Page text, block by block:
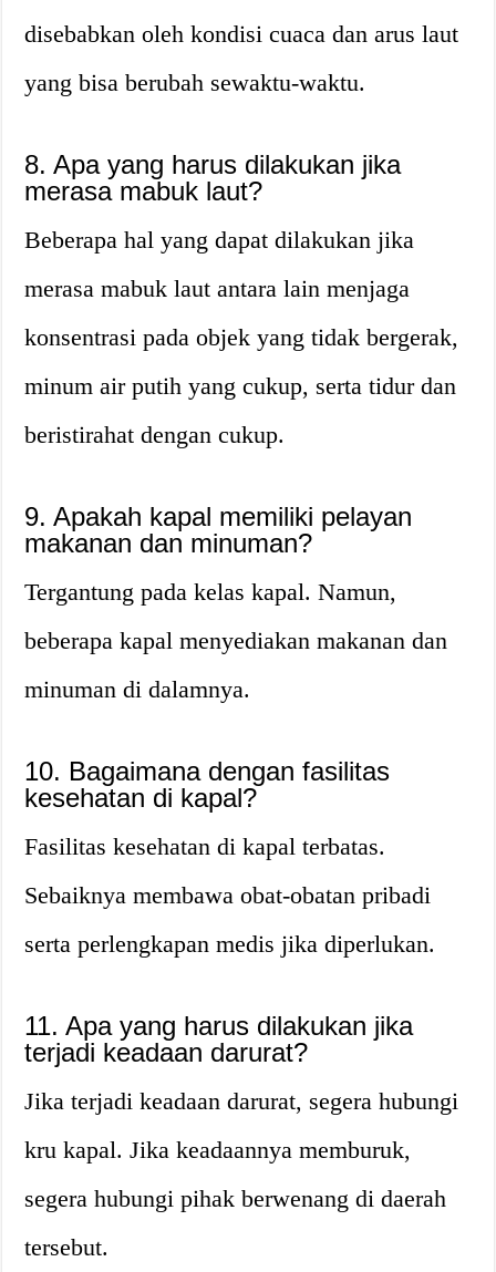
disebabkan oleh kondisi cuaca dan arus laut
yang bisa berubah sewaktu-waktu.
8. Apa yang harus dilakukan jika
merasa mabuk laut?
Beberapa hal yang dapat dilakukan jika
merasa mabuk laut antara lain menjaga
konsentrasi pada objek yang tidak bergerak,
minum air putih yang cukup, serta tidur dan
beristirahat dengan cukup.
9. Apakah kapal memiliki pelayan
makanan dan minuman?
Tergantung pada kelas kapal. Namun,
beberapa kapal menyediakan makanan dan
minuman di dalamnya.
10. Bagaimana dengan fasilitas
kesehatan di kapal?
Fasilitas kesehatan di kapal terbatas.
Sebaiknya membawa obat-obatan pribadi
serta perlengkapan medis jika diperlukan.
11. Apa yang harus dilakukan jika
terjadi keadaan darurat?
Jika terjadi keadaan darurat, segera hubungi
kru kapal. Jika keadaannya memburuk,
segera hubungi pihak berwenang di daerah
tersebut.